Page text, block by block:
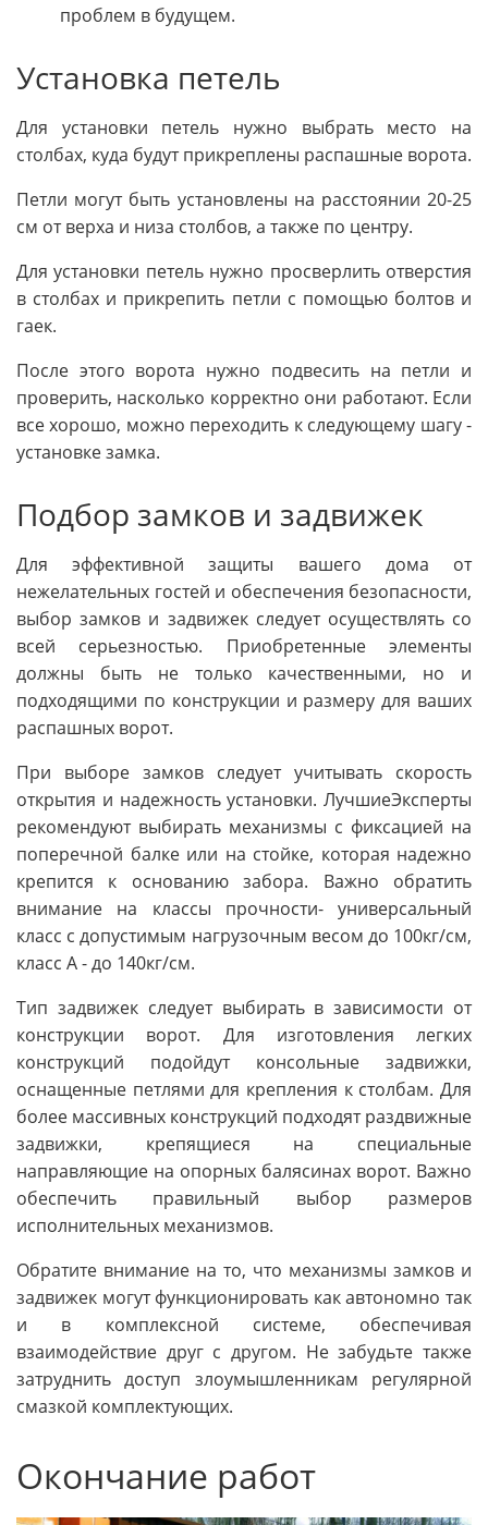
проблем в будущем.
Установка петель
Для установки петель нужно выбрать место на
столбах, куда будут прикреплены распашные ворота.
Петли могут быть установлены на расстоянии 20-25
см от верха и низа столбов, а также по центру.
Для установки петель нужно просверлить отверстия
в столбах и прикрепить петли с помощью болтов и
гаек.
После этого ворота нужно подвесить на петли и
проверить, насколько корректно они работают. Если
все хорошо, можно переходить к следующему шагу -
установке замка.
Подбор замков и задвижек
Для эффективной защиты вашего дома от
нежелательных гостей и обеспечения безопасности,
выбор замков и задвижек следует осуществлять со
всей серьезностью. Приобретенные элементы
должны быть не только качественными, но и
подходящими по конструкции и размеру для ваших
распашных ворот.
При выборе замков следует учитывать скорость
открытия и надежность установки. ЛучшиеЭксперты
рекомендуют выбирать механизмы с фиксацией на
поперечной балке или на стойке, которая надежно
крепится к основанию забора. Важно обратить
внимание на классы прочности- универсальный
класс с допустимым нагрузочным весом до 100кг/см,
класс А - до 140кг/см.
Тип задвижек следует выбирать в зависимости от
конструкции ворот. Для изготовления легких
конструкций подойдут консольные задвижки,
оснащенные петлями для крепления к столбам. Для
более массивных конструкций подходят раздвижные
задвижки, крепящиеся на специальные
направляющие на опорных балясинах ворот. Важно
обеспечить правильный выбор размеров
исполнительных механизмов.
Обратите внимание на то, что механизмы замков и
задвижек могут функционировать как автономно так
и в комплексной системе, обеспечивая
взаимодействие друг с другом. Не забудьте также
затруднить доступ злоумышленникам регулярной
смазкой комплектующих.
Окончание работ